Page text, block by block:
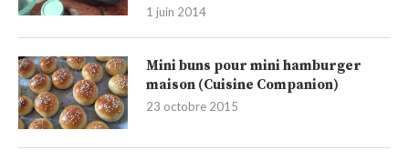
1 juin 2014
Mini buns pour mini hamburger
maison (Cuisine Companion)
23 octobre 2015